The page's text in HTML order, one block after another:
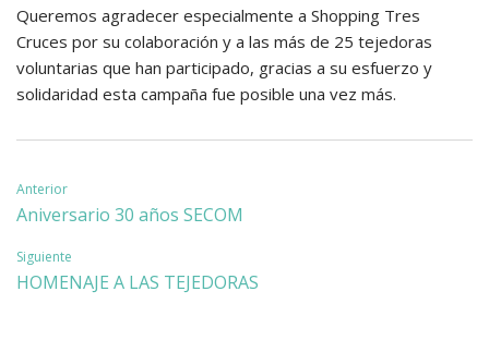
Queremos agradecer especialmente a Shopping Tres
Cruces por su colaboración y a las más de 25 tejedoras
voluntarias que han participado, gracias a su esfuerzo y
solidaridad esta campaña fue posible una vez más.
Navegación
de
entradas
Anterior
Aniversario 30 años SECOM
Siguiente
HOMENAJE A LAS TEJEDORAS